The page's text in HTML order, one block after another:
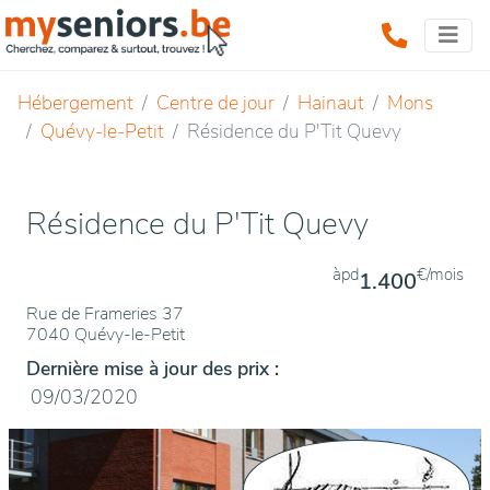
Hébergement Centre de jour Hainaut
Mons
Quévy-le-Petit
Résidence du P'Tit Quevy
Résidence du P'Tit Quevy
Rue de Frameries 37
7040 Quévy-le-Petit
àpd1.400€/mois
Dernière mise à jour des prix :
09/03/2020